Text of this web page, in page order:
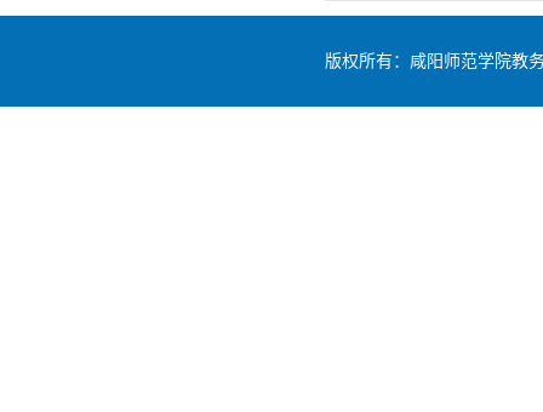
版权所有：咸阳师范学院教